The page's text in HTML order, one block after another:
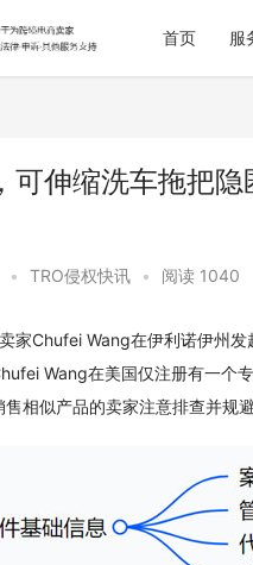
首页 服
伸缩洗车拖把隐
• TRO侵权快讯 • 阅读 1040
家Chufei Wang在伊利诺伊州发
Wang在美国仅注册有一
相似产品的卖家注意排查并规